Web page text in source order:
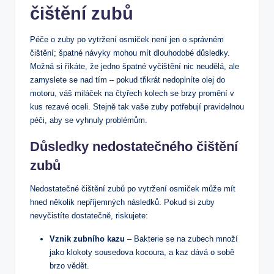
čištění ⁤zubů
Péče ​o ​zuby po vytržení osmiček není jen o správném
čištění; špatné návyky mohou‌ mít dlouhodobé důsledky.
Možná si říkáte, že ⁢jedno⁤ špatné vyčištění nic neudělá, ale
zamyslete se nad tím – ‌pokud třikrát nedoplníte olej do
motoru, váš miláček‌ na čtyřech kolech se brzy promění v
kus rezavé oceli. Stejně tak vaše zuby potřebují pravidelnou⁤
péči, aby se vyhnuly problémům.
Důsledky nedostatečného čištění
zubů
Nedostatečné čištění zubů po⁤ vytržení osmiček může ‍mít
hned několik nepříjemných následků. Pokud si zuby
nevyčistíte‌ dostatečně, riskujete:
Vznik zubního kazu – Bakterie⁣ se ⁢na zubech množí
jako klokoty sousedova kocoura, a kaz ⁣dává o sobě
brzo vědět.